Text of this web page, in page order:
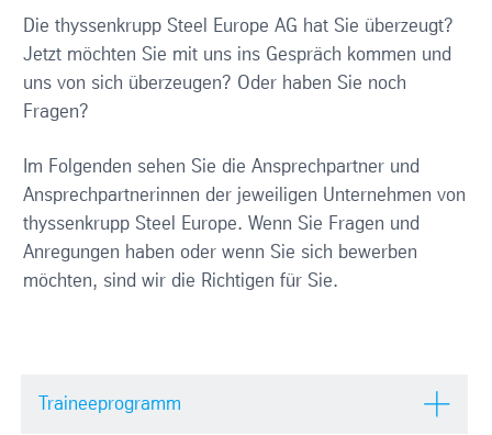
Die thyssenkrupp Steel Europe AG hat Sie überzeugt?
Jetzt möchten Sie mit uns ins Gespräch kommen und
uns von sich überzeugen? Oder haben Sie noch
Fragen?
Im Folgenden sehen Sie die Ansprechpartner und
Ansprechpartnerinnen der jeweiligen Unternehmen von
thyssenkrupp Steel Europe. Wenn Sie Fragen und
Anregungen haben oder wenn Sie sich bewerben
möchten, sind wir die Richtigen für Sie.
Traineeprogramm